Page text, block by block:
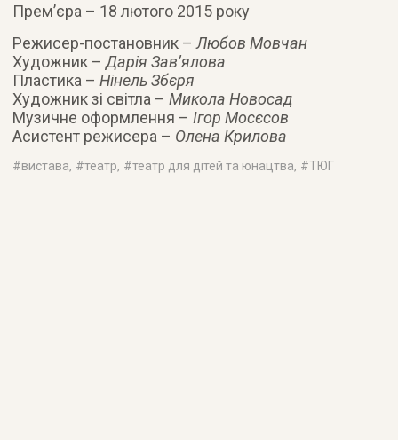
Прем’єра – 18 лютого 2015 року
Режисер-постановник –Любов Мовчан
Художник –Дарія Зав’ялова
Пластика –Нінель Збєря
Художник зі світла –Микола Новосад
Музичне оформлення – Ігор Мосєсов
Асистент режисера – Олена Крилова
#вистава, #театр, #театр для дітей та юнацтва, #ТЮГ